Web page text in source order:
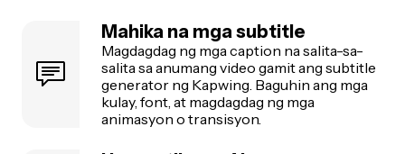
Mahika na mga subtitle
Magdagdag ng mga caption na salita-sa-
salita sa anumang video gamit ang subtitle
generator ng Kapwing. Baguhin ang mga
kulay, font, at magdagdag ng mga
animasyon o transisyon.